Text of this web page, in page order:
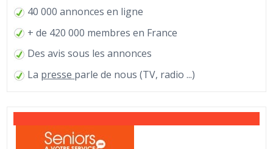
40 000 annonces en ligne
+ de 420 000 membres en France
Des avis sous les annonces
La presse parle de nous (TV, radio ...)